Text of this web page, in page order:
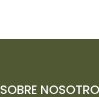
SOBRE